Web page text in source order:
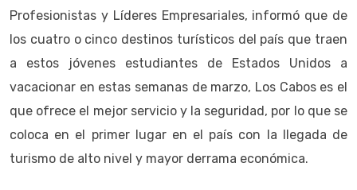
Profesionistas y Líderes Empresariales, informó que de
los cuatro o cinco destinos turísticos del país que traen
a estos jóvenes estudiantes de Estados Unidos a
vacacionar en estas semanas de marzo, Los Cabos es el
que ofrece el mejor servicio y la seguridad, por lo que se
coloca en el primer lugar en el país con la llegada de
turismo de alto nivel y mayor derrama económica.